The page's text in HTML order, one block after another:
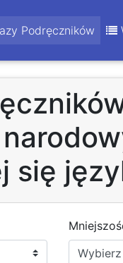
Podręczników
się